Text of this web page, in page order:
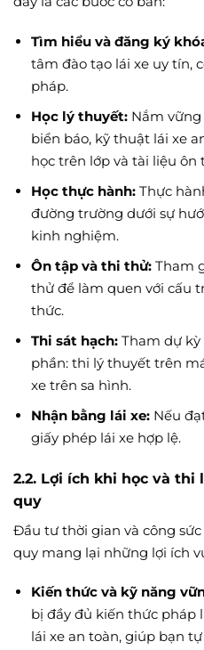
Tìm hiểu và đăng ký
tâm đào tạo lái xe uy tín,
pháp.
Học lý thuyết:Nắm vững
biển báo, kỹ thuật lái xe
học trên lớp và tài liệu ôn
Học thực hành:Thực
đường trường dưới sự
kinh nghiệm.
Ôn tập và thi thử:Tham
thử để làm quen với cấu
thức.
Thi sát hạch:Tham dự kỳ
phần: thi lý thuyết trên
xe trên sa hình.
Nhận bằng lái xe:Nếu
giấy phép lái xe hợp lệ.
2.2. Lợi ích khi học và thi
quy
Đầu tư thời gian và công
quy mang lại những lợi ích
Kiến thức và kỹ năng
bị đầy đủ kiến thức pháp
lái xe an toàn, giúp bạn